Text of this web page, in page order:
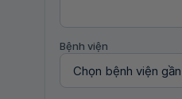
Bệnh viện